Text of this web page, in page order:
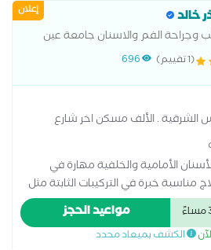
إعلان خالد
وجراحة الفم والاسنان جامعة عين
(1 تقييم) 696
. الألف مسكن اخر شارع
المحسن الوسيمى تقاطع شارع الانتاج اعلى
محمود ...
الأمامية والخلفية مهارة في
خبرة في التركيبات الثابتة مثل
المتحركة والأطقم الجزئية
التجميلية والعلاجية خبرة في
الاهتمام براحة المريض وجودة العلاج
مواعيد الحجز
الكشف بميعاد محدد